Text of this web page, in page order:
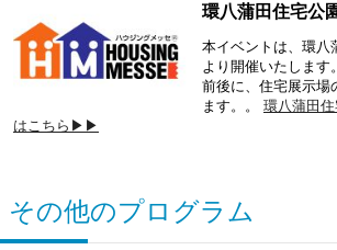
環八蒲田住宅公
本イベントは、環八
より開催いたしま
前後に、住宅展示場
ます。。 環八蒲田
はこちら▶▶
その他のプログラム